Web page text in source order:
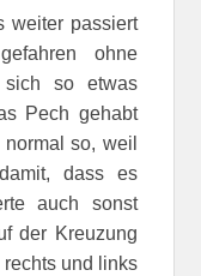
weiter passiert
ohne
sich so etwas
Pech gehabt
so, weil
dass es
auch sonst
der Kreuzung
rechts und links